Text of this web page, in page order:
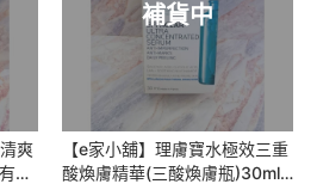
爽
集
補貨中
【e家小舖】理膚寶水極效三重
酸煥膚精華(三酸煥膚瓶)30ml